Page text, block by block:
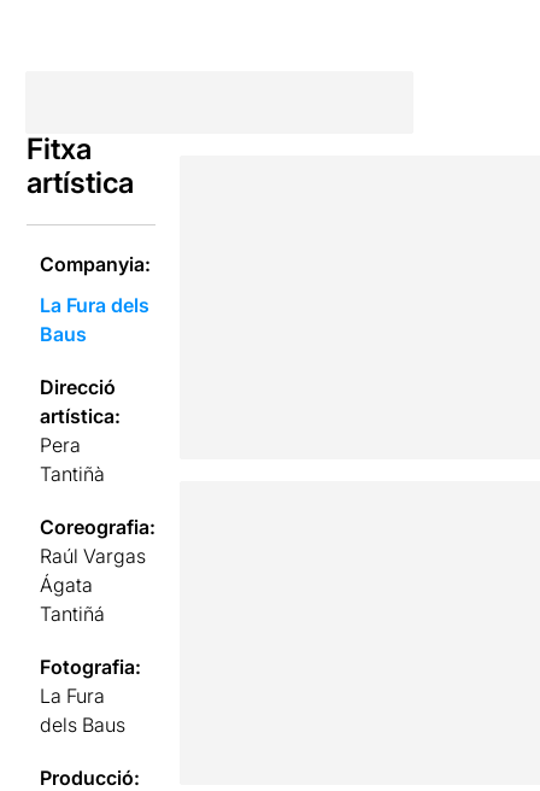
Fitxa
artística
Companyia:
La Fura dels
Baus
Direcció
artística:
Pera
Tantiñà
Coreografia:
Raúl Vargas
Ágata
Tantiñá
Fotografia:
La Fura
dels Baus
Producció: